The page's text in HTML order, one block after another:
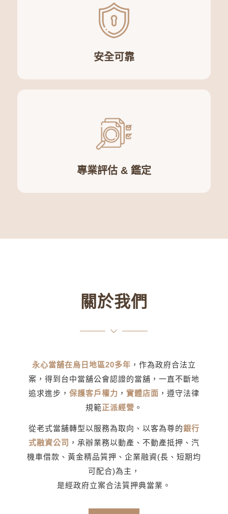
安全可靠
專業評估 &鑑定
關於我們
永心當舖在烏日地區20多年 ，作為政府合法立
案，得到台中當舖公會認證的當舖，一直不斷地
追求進步， 保護客戶權力 ， 實體店面 ，遵守法律
規範正派經營 。
從老式當舖轉型以服務為取向、以客為尊的銀行
式融資公司 ，承辦業務以動產、不動產抵押、汽
機車借款、黃金精品質押、企業融資(長、短期均
可配合)為主，
是經政府立案合法質押典當業。